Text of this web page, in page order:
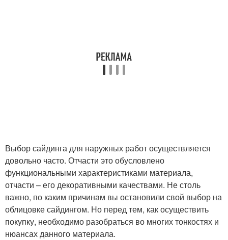
Выбор сайдинга для наружных работ осуществляется
довольно часто. Отчасти это обусловлено
функциональными характеристиками материала,
отчасти – его декоративными качествами. Не столь
важно, по каким причинам вы остановили свой выбор на
облицовке сайдингом. Но перед тем, как осуществить
покупку, необходимо разобраться во многих тонкостях и
нюансах данного материала.